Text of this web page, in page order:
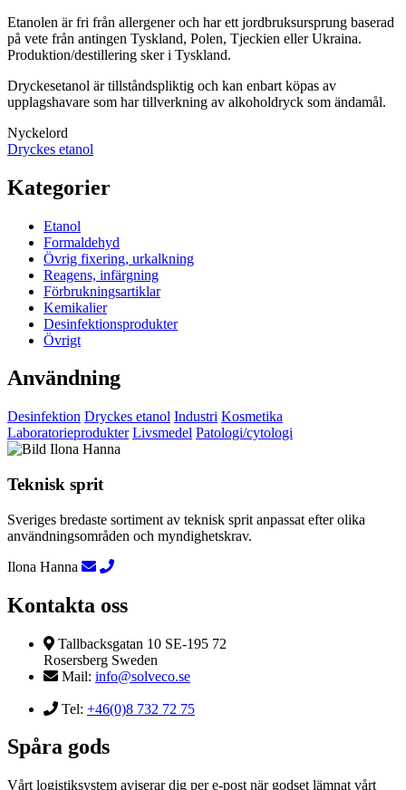
Etanolen är fri från allergener och har ett jordbruksursprung baserad
på vete från antingen Tyskland, Polen, Tjeckien eller Ukraina.
Produktion/destillering sker i Tyskland.
Dryckesetanol är tillståndspliktig och kan enbart köpas av
upplagshavare som har tillverkning av alkoholdryck som ändamål.
Nyckelord
Dryckes etanol
Kategorier
Etanol
Formaldehyd
Övrig fixering, urkalkning
Reagens, infärgning
Förbrukningsartiklar
Kemikalier
Desinfektionsprodukter
Övrigt
Användning
Desinfektion Dryckes etanol Industri Kosmetika
Laboratorieprodukter Livsmedel Patologi/cytologi
Teknisk sprit
Sveriges bredaste sortiment av teknisk sprit anpassat efter olika
användningsområden och myndighetskrav.
Ilona Hanna
Kontakta oss
Tallbacksgatan 10 SE-195 72
Rosersberg Sweden
Mail: info@solveco.se
Tel: +46(0)8 732 72 75
Spåra gods
Vårt logistiksystem aviserar dig per e-post när godset lämnat vårt